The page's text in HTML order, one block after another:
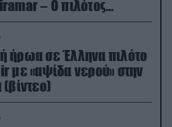
– Ο πιλότος
εγκαίρως
ήρωα σε Έλληνα πιλότο
με «αψίδα νερού» στην
(βίντεο)